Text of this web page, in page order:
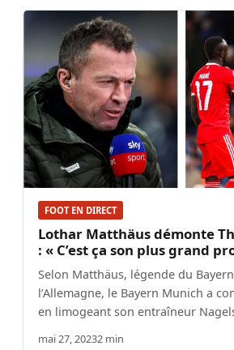
FOOT EN DIRECT
Lothar Matthäus démonte
: « C’est ça son plus grand
Selon Matthäus, légende du
l’Allemagne, le Bayern Munich a
en limogeant son entraîneur
mai 27, 20232 min